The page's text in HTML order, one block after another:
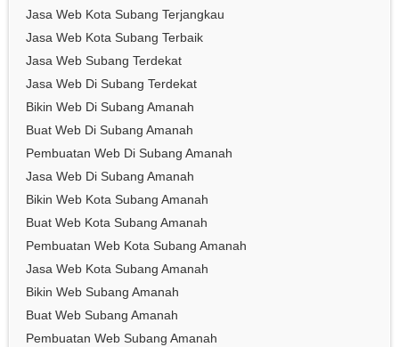
Jasa Web Kota Subang Terjangkau
Jasa Web Kota Subang Terbaik
Jasa Web Subang Terdekat
Jasa Web Di Subang Terdekat
Bikin Web Di Subang Amanah
Buat Web Di Subang Amanah
Pembuatan Web Di Subang Amanah
Jasa Web Di Subang Amanah
Bikin Web Kota Subang Amanah
Buat Web Kota Subang Amanah
Pembuatan Web Kota Subang Amanah
Jasa Web Kota Subang Amanah
Bikin Web Subang Amanah
Buat Web Subang Amanah
Pembuatan Web Subang Amanah